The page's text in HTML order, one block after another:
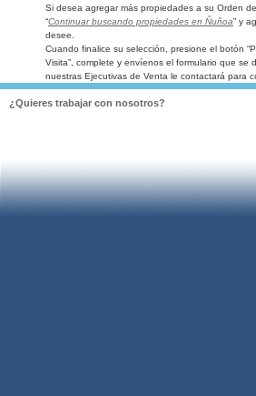
Si desea agregar más propiedades a su Orden
“Continuar buscando propiedades en Ñuñoa” y
desee.
Cuando finalice su selección, presione el botón
Visita”, complete y envíenos el formulario que se
nuestras Ejecutivas de Venta le contactará para
¿Quieres trabajar con nosotros?